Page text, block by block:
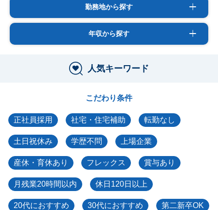
勤務地から探す
年収から探す
人気キーワード
こだわり条件
正社員採用 社宅・住宅補助 転勤なし
土日祝休み 学歴不問 上場企業
産休・育休あり フレックス 賞与あり
月残業20時間以内 休日120日以上
20代におすすめ 30代におすすめ 第二新卒OK